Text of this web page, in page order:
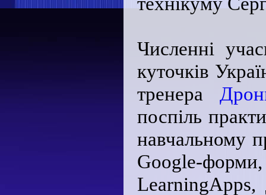
Численні
куточків
тренера
поспіль
навчальному
Google-
LearningApps,